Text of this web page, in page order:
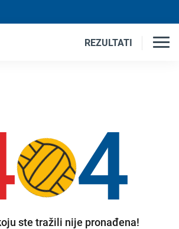
REZULTATI
4
ste tražili nije pronađena!